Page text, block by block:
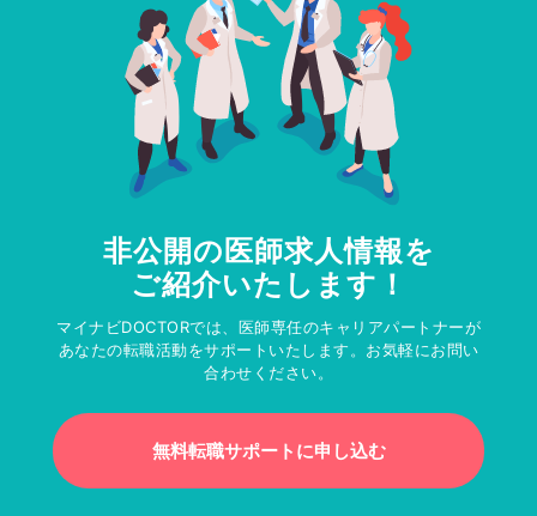
非公開の医師求人情報を
ご紹介いたします！
マイナビDOCTORでは、医師専任のキャリアパートナーが
あなたの転職活動をサポートいたします。お気軽にお問い
合わせください。
無料転職サポートに申し込む